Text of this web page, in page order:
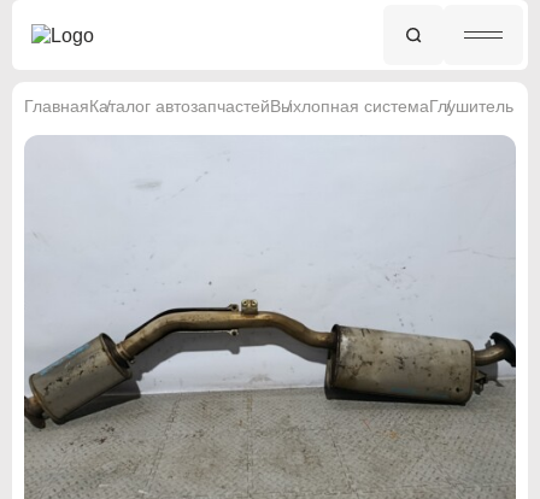
ГлавнаяКаталог автозапчастейВыхлопная системаГлушитель